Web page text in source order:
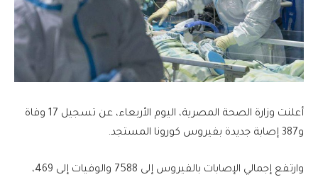
أعلنت وزارة الصحة المصرية، اليوم الأربعاء، عن تسجيل 17 وفاة
و387 إصابة جديدة بفيروس كورونا المستجد.
وارتفع إجمالي الإصابات بالفيروس إلى 7588 والوفيات إلى 469،